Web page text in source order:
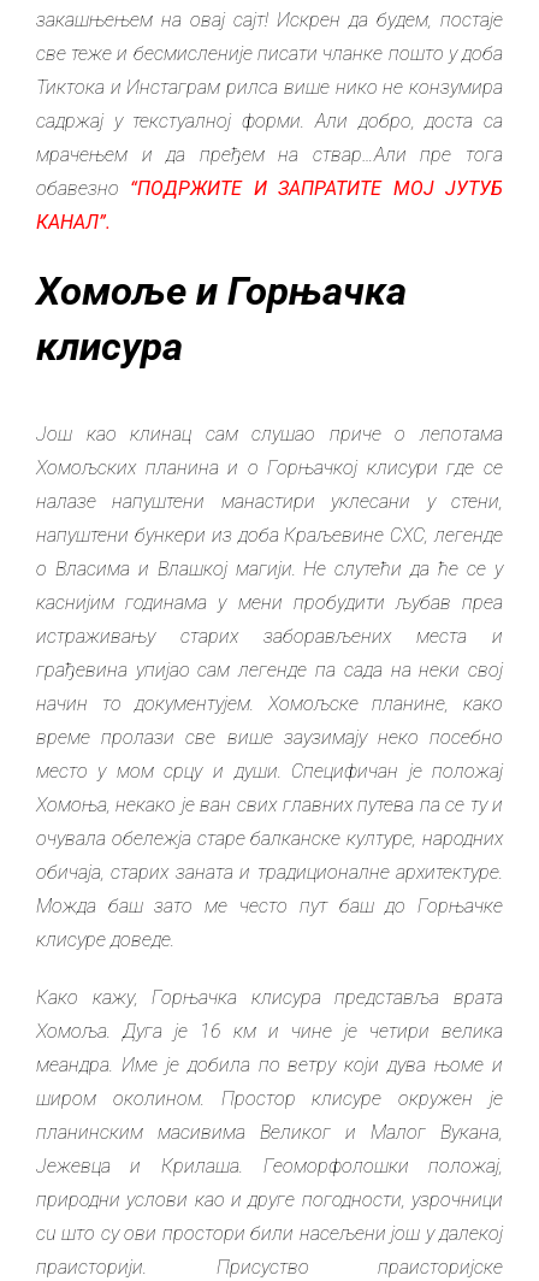
закашњењем на овај сајт! Искрен да будем, постаје
све теже и бесмисленије писати чланке пошто у доба
Тиктока и Инстаграм рилса више нико не конзумира
садржај у текстуалној форми. Али добро, доста са
мрачењем и да пређем на ствар…Али пре тога
обавезно “ПОДРЖИТЕ И ЗАПРАТИТЕ МОЈ ЈУТУБ
КАНАЛ”.
Хомоље и Горњачка
клисура
Још као клинац сам слушао приче o лепотама
Хомољских планина и о Горњачкој клисури где се
налазе напуштени манастири уклесани у стени,
напуштени бункери из доба Краљевине СХС, легенде
о Власима и Влашкој магији. Не слутећи да ће се у
каснијим годинама у мени пробудити љубав преа
истраживању старих заборављених места и
грађевина упијао сам легенде па сада на неки свој
начин то документујем. Хомољске планине, како
време пролази све више заузимају неко посебно
место у мом срцу и души. Специфичан је положај
Хомоња, некако је ван свих главних путева па се ту и
очувала обележја старе балканске културе, народних
обичаја, старих заната и традиционалне архитектуре.
Можда баш зато ме често пут баш до Горњачке
клисуре доведе.
Како кажу, Горњачка клисура представља врата
Хомоља. Дуга је 16 км и чине је четири велика
меандра. Име је добила по ветру који дува њоме и
широм околином. Простор клисуре окружен је
планинским масивима Великог и Малог Вукана,
Јежевца и Крилаша. Геоморфолошки положај,
природни услови као и друге погодности, узрочници
cu што су ови простори били насељени још удалекој
праисторији. Присуство праисторијске